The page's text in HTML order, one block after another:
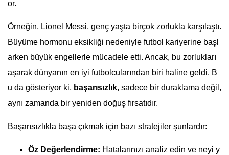
or.
Örneğin, Lionel Messi, genç yaşta birçok zorlukla karşılaştı.
Büyüme hormonu eksikliği nedeniyle futbol kariyerine başl
arken büyük engellerle mücadele etti. Ancak, bu zorlukları
aşarak dünyanın en iyi futbolcularından biri haline geldi. B
u da gösteriyor ki, başarısızlık, sadece bir duraklama değil,
aynı zamanda bir yeniden doğuş fırsatıdır.
Başarısızlıkla başa çıkmak için bazı stratejiler şunlardır:
Öz Değerlendirme: Hatalarınızı analiz edin ve neyi y